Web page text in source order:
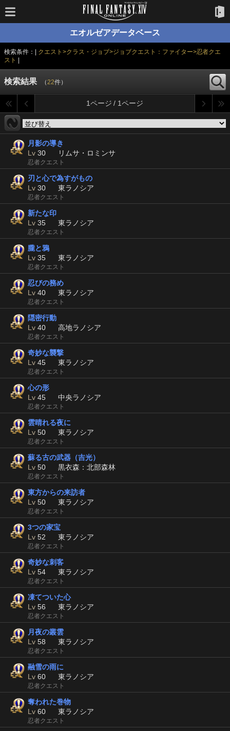
エオルゼアデータベース
検索条件：| クエスト>クラス・ジョブ>ジョブクエスト：ファイター>忍者クエ
スト
検索結果 （22件）
1ページ / 1ページ
月影の導き
Lv 30 リムサ・ロミンサ
忍者クエスト
刃と心で為すがもの
Lv 30 東ラノシア
忍者クエスト
新たな印
Lv 35 東ラノシア
忍者クエスト
朧と鴉
Lv 35 東ラノシア
忍者クエスト
忍びの務め
Lv 40 東ラノシア
忍者クエスト
隠密行動
Lv 40 高地ラノシア
忍者クエスト
奇妙な襲撃
Lv 45 東ラノシア
忍者クエスト
心の形
Lv 45 中央ラノシア
忍者クエスト
雲晴れる夜に
Lv 50 東ラノシア
忍者クエスト
蘇る古の武器（吉光）
Lv 50 黒衣森：北部森林
忍者クエスト
東方からの来訪者
Lv 50 東ラノシア
忍者クエスト
3つの家宝
Lv 52 東ラノシア
忍者クエスト
奇妙な刺客
Lv 54 東ラノシア
忍者クエスト
凍てついた心
Lv 56 東ラノシア
忍者クエスト
月夜の叢雲
Lv 58 東ラノシア
忍者クエスト
融雪の雨に
Lv 60 東ラノシア
忍者クエスト
奪われた巻物
Lv 60 東ラノシア
忍者クエスト